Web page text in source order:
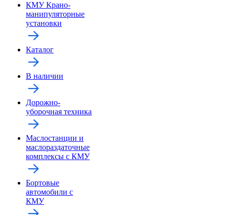
КМУ Крано-
манипуляторные
установки
Каталог
В наличии
Дорожно-
уборочная техника
Маслостанции и
маслораздаточные
комплексы с КМУ
Бортовые
автомобили с
КМУ